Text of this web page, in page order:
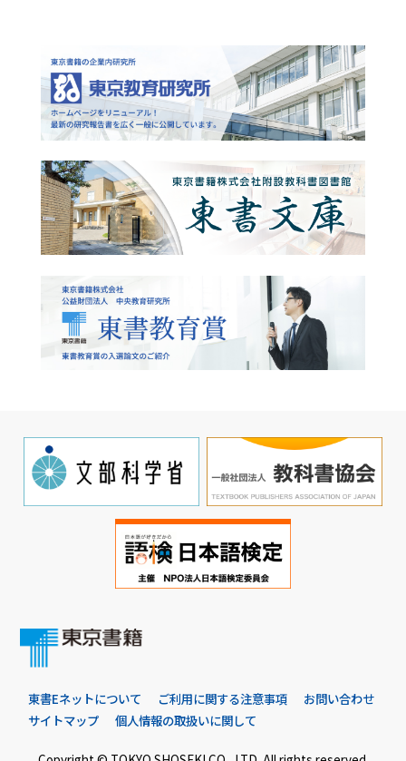
東書Eネットについて ご利用に関する注意事項
お問い合わせ
サイトマップ
個人情報の取扱いに関して